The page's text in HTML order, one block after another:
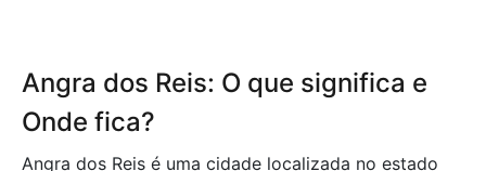
Angra dos Reis: O que significa e
Onde fica?
Angra dos Reis é uma cidade localizada no estado